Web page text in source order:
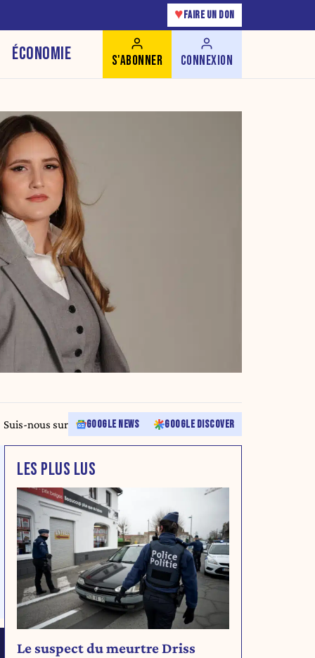
♥ FAIRE UN DON
ÉCONOMIE S'ABONNER CONNEXION
Suis-nous sur GOOGLE NEWS GOOGLE DISCOVER
LES PLUS LUS
Le suspect du meurtre Driss